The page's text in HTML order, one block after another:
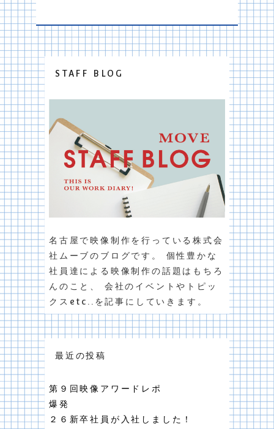
STAFF BLOG
名古屋で映像制作を行っている株式会
社ムーブのブログです。 個性豊かな
社員達による映像制作の話題はもちろ
んのこと、 会社のイベントやトピッ
クスetc..を記事にしていきます。
最近の投稿
第９回映像アワードレポ
爆発
２６新卒社員が入社しました！